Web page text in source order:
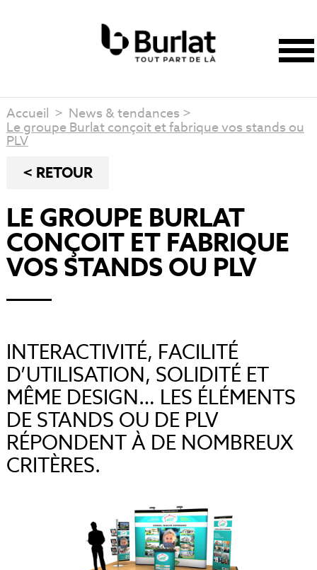
Accueil > News & tendances >
Le groupe Burlat conçoit et fabrique vos stands ou
PLV
< RETOUR
LE GROUPE BURLAT
CONÇOIT ET FABRIQUE
VOS STANDS OU PLV
INTERACTIVITÉ, FACILITÉ
D’UTILISATION, SOLIDITÉ ET
MÊME DESIGN… LES ÉLÉMENTS
DE STANDS OU DE PLV
RÉPONDENT À DE NOMBREUX
CRITÈRES.